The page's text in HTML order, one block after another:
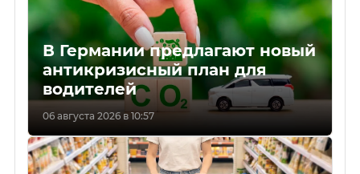
В Германии предлагают новый
антикризисный план для
водителей
06 августа 2026 в 10:57